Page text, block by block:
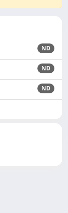
ND
ND
ND